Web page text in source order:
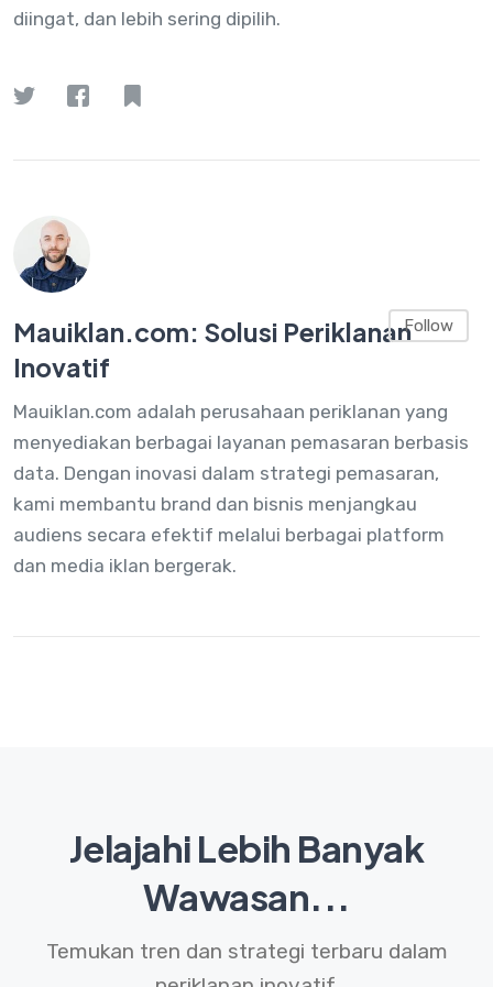
diingat, dan lebih sering dipilih.
Mauiklan.com: Solusi Periklanan
Inovatif
Mauiklan.com adalah perusahaan periklanan yang
menyediakan berbagai layanan pemasaran berbasis
data. Dengan inovasi dalam strategi pemasaran,
kami membantu brand dan bisnis menjangkau
audiens secara efektif melalui berbagai platform
dan media iklan bergerak.
Follow
Jelajahi Lebih Banyak
Wawasan...
Temukan tren dan strategi terbaru dalam